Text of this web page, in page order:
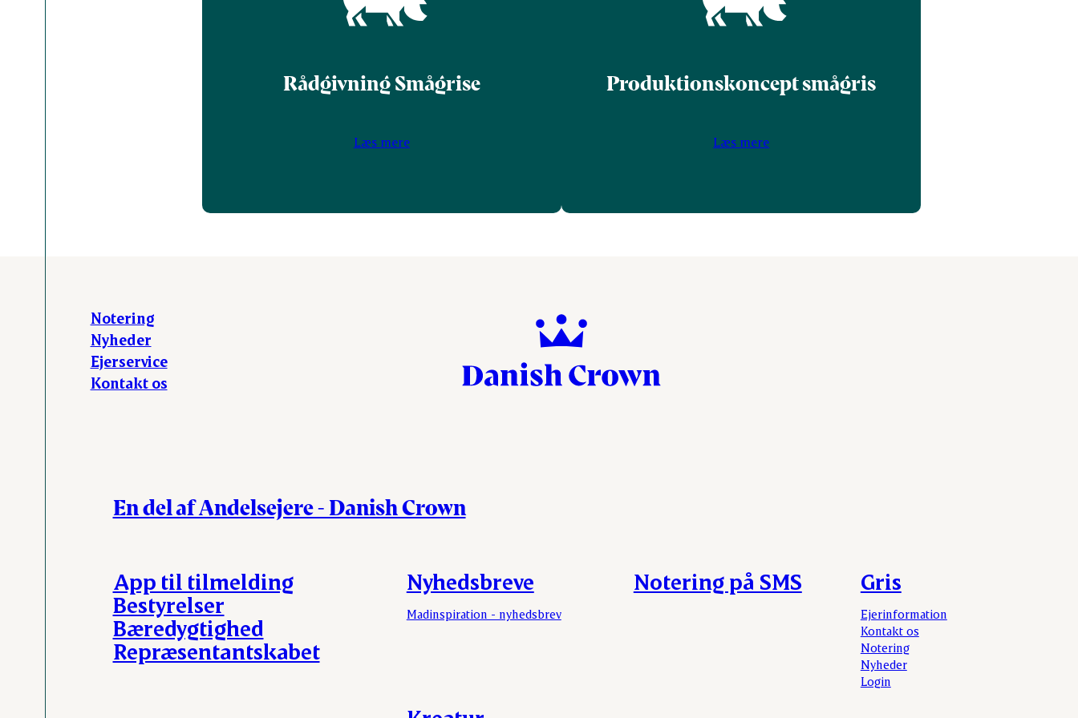
Rådgivning Smågrise
Læs mere
Produktionskoncept smågris
Læs mere
Notering
Nyheder
Ejerservice
Kontakt os
En del af Andelsejere - Danish Crown
Nyhedsbreve
Madinspiration - nyhedsbrev
Notering på SMS Gris
Ejerinformation
Kontakt os
Notering
Nyheder
Login
App til tilmelding
Bestyrelser
Bæredygtighed
Repræsentantskabet